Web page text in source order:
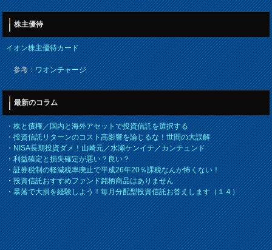
株主優待
イオン株主優待カード
参考：ワオンチャージ
最新のコラム
・株と債権／国内と海外アセットで投資信託を選択する
・投資信託リターンのコスト高影響を論じるな！世間の大誤解
・NISA長期投資ダメ！山崎元／水瀬ケンイチ／カンチュンド
・利益確定と損失確定が悪い？良い？
・証券税制の軽減税率廃止で平成26年20％課税なんか怖くない！
・投資信託おすすめファンド銘柄商品はありません
・暴落で大損を経験しよう！毎月分配型投資信託お答えします（１４）